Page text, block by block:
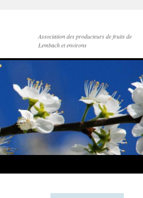
Association des producteurs de fruits de
Lembach et environs